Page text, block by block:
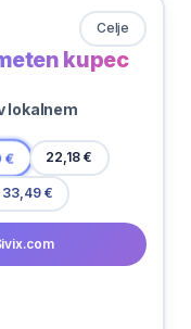
Celje
kupec
lokalnem
€ 22,18 €
33,49 €